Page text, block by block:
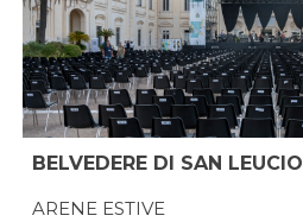
BELVEDERE DI SAN LEUCIO
ARENE ESTIVE